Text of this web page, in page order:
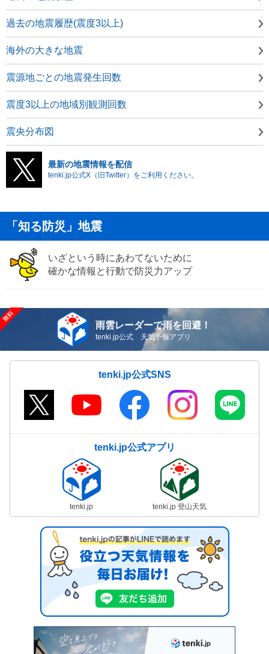
過去の地震履歴(震度3以上)
海外の大きな地震
震源地ごとの地震発生回数
震度3以上の地域別観測回数
震央分布図
最新の地震情報を配信
tenki.jp公式X（旧Twitter）をご利用ください。
「知る防災」地震
いざという時にあわてないために
確かな情報と行動で防災力アップ
雨雲レーダーで雨を回避！
tenki.jp公式 天気予報アプリ
tenki.jp公式SNS
tenki.jp公式アプリ
tenki.jp tenki.jp 登山天気